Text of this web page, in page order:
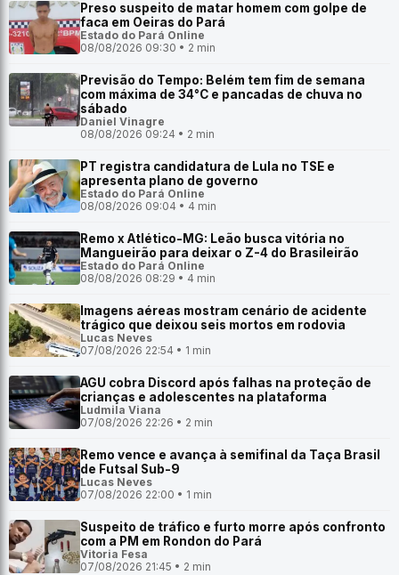
Preso suspeito de matar homem com golpe de
faca em Oeiras do Pará
Estado do Pará Online
08/08/2026 09:30 • 2 min
Previsão do Tempo: Belém tem fim de semana
com máxima de 34°C e pancadas de chuva no
sábado
Daniel Vinagre
08/08/2026 09:24 • 2 min
PT registra candidatura de Lula no TSE e
apresenta plano de governo
Estado do Pará Online
08/08/2026 09:04 • 4 min
Remo x Atlético-MG: Leão busca vitória no
Mangueirão para deixar o Z-4 do Brasileirão
Estado do Pará Online
08/08/2026 08:29 • 4 min
Imagens aéreas mostram cenário de acidente
trágico que deixou seis mortos em rodovia
Lucas Neves
07/08/2026 22:54 • 1 min
AGU cobra Discord após falhas na proteção de
crianças e adolescentes na plataforma
Ludmila Viana
07/08/2026 22:26 • 2 min
Remo vence e avança à semifinal da Taça Brasil
de Futsal Sub-9
Lucas Neves
07/08/2026 22:00 • 1 min
Suspeito de tráfico e furto morre após confronto
com a PM em Rondon do Pará
Vitoria Fesa
07/08/2026 21:45 • 2 min